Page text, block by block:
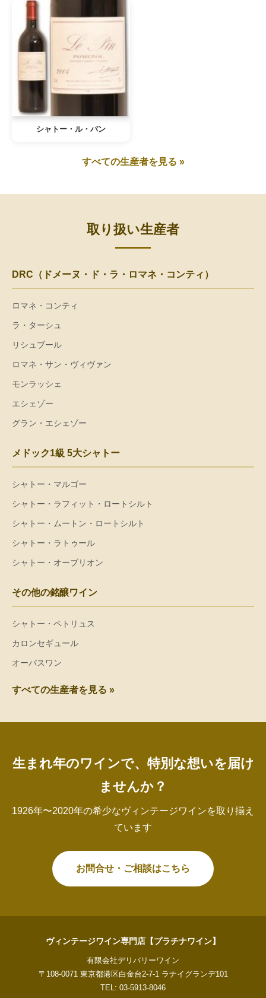
シャトー・ル・パン
すべての生産者を見る »
取り扱い生産者
DRC（ドメーヌ・ド・ラ・ロマネ・コンティ）
ロマネ・コンティ
ラ・ターシュ
リシュブール
ロマネ・サン・ヴィヴァン
モンラッシェ
エシェゾー
グラン・エシェゾー
メドック1級 5大シャトー
シャトー・マルゴー
シャトー・ラフィット・ロートシルト
シャトー・ムートン・ロートシルト
シャトー・ラトゥール
シャトー・オーブリオン
その他の銘醸ワイン
シャトー・ペトリュス
カロンセギュール
オーパスワン
すべての生産者を見る »
生まれ年のワインで、特別な想いを届け
ませんか？
1926年〜2020年の希少なヴィンテージワインを取り揃え
ています
お問合せ・ご相談はこちら
ヴィンテージワイン専門店【プラチナワイン】
有限会社デリバリーワイン
〒108-0071 東京都港区白金台2-7-1 ラナイグランデ101
TEL: 03-5913-8046